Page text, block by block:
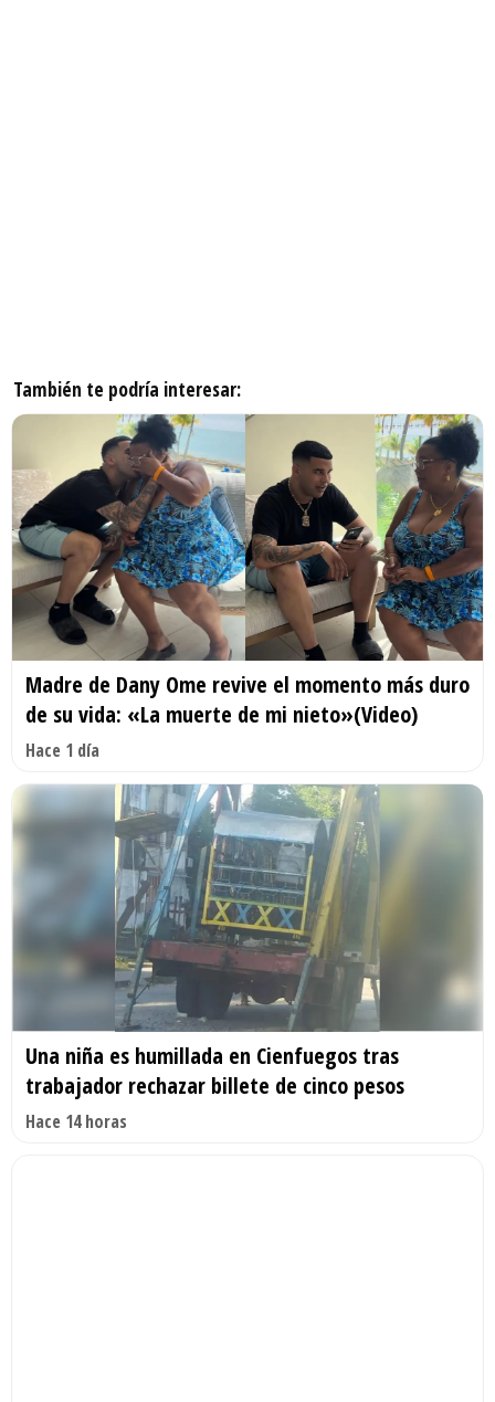
También te podría interesar:
Madre de Dany Ome revive el momento más duro
de su vida: «La muerte de mi nieto»(Video)
Hace 1 día
Una niña es humillada en Cienfuegos tras
trabajador rechazar billete de cinco pesos
Hace 14 horas